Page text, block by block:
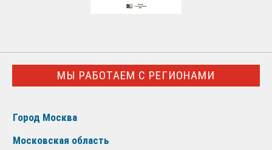
МЫ РАБОТАЕМ С РЕГИОНАМИ
Город Москва
Московская область